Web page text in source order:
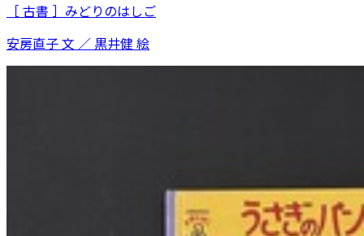
［ 古書 ］みどりのはしご
安房直子 文 ／ 黒井健 絵